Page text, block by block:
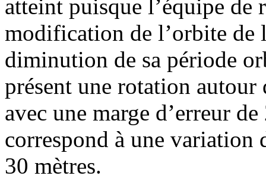
atteint puisque l’équipe de
modification de l’orbite de
diminution de sa période
présent une rotation
avec une marge d’erreur
correspond à une variation
30 mètres.